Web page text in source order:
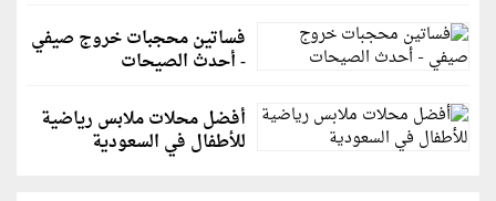
فساتين محجبات خروج صيفي
- أحدث الصيحات
أفضل محلات ملابس رياضية
للأطفال في السعودية